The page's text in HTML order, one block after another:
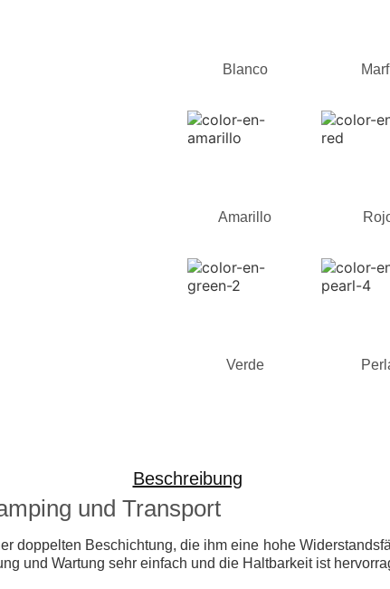
Blanco
Amarillo
Verde
Beschreibung
und Transport
doppelten Beschichtung, die ihm eine hohe
und Wartung sehr einfach und die Haltbarkeit ist